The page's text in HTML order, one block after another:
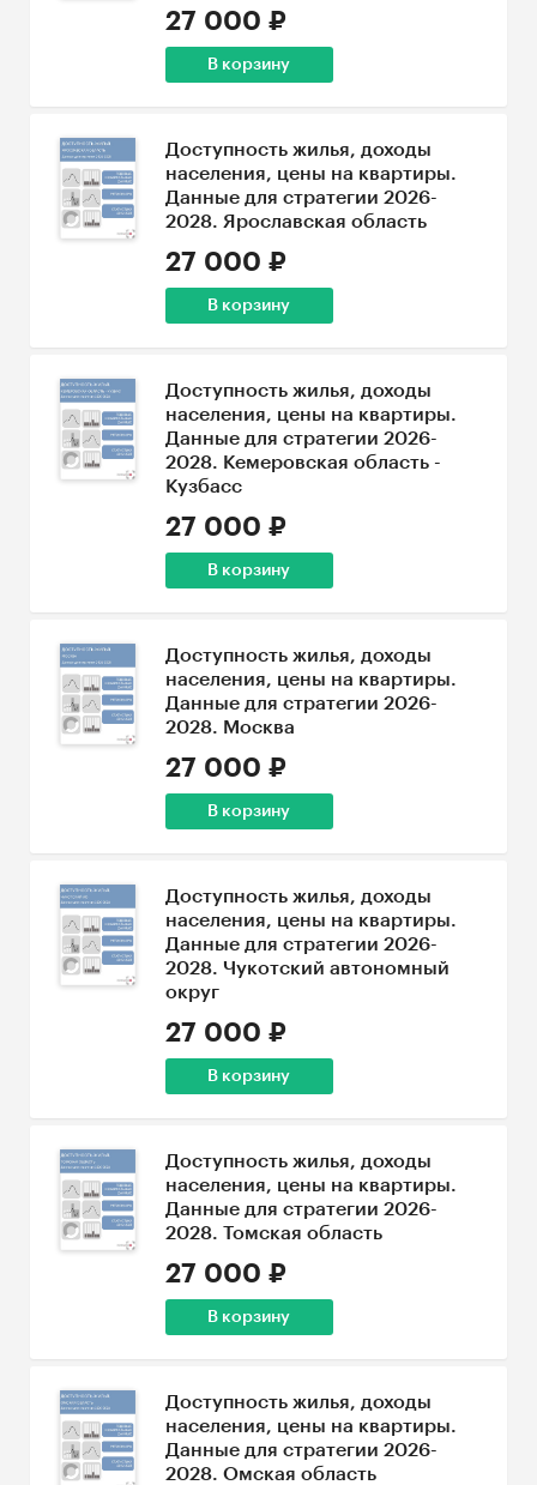
27 000 ₽
В корзину
Доступность жилья, доходы
населения, цены на квартиры.
Данные для стратегии 2026-
2028. Ярославская область
27 000 ₽
В корзину
Доступность жилья, доходы
населения, цены на квартиры.
Данные для стратегии 2026-
2028. Кемеровская область -
Кузбасс
27 000 ₽
В корзину
Доступность жилья, доходы
населения, цены на квартиры.
Данные для стратегии 2026-
2028. Москва
27 000 ₽
В корзину
Доступность жилья, доходы
населения, цены на квартиры.
Данные для стратегии 2026-
2028. Чукотский автономный
округ
27 000 ₽
В корзину
Доступность жилья, доходы
населения, цены на квартиры.
Данные для стратегии 2026-
2028. Томская область
27 000 ₽
В корзину
Доступность жилья, доходы
населения, цены на квартиры.
Данные для стратегии 2026-
2028. Омская область